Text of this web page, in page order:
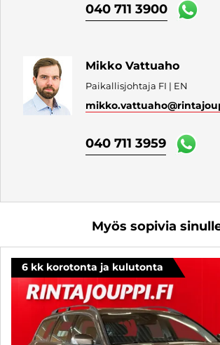
040 711 3900
Mikko Vattuaho
Paikallisjohtaja FI | EN
mikko.vattuaho
040 711 3959
Myös sopivia
6 kk korotonta ja kulutonta